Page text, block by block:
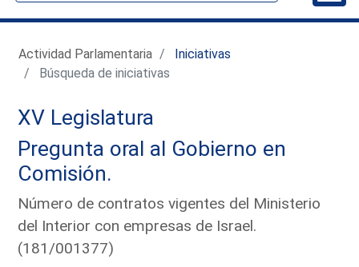
Actividad Parlamentaria
Iniciativas
Búsqueda de iniciativas
XV Legislatura
Pregunta oral al Gobierno en
Comisión.
Número de contratos vigentes del Ministerio
del Interior con empresas de Israel.
(181/001377)